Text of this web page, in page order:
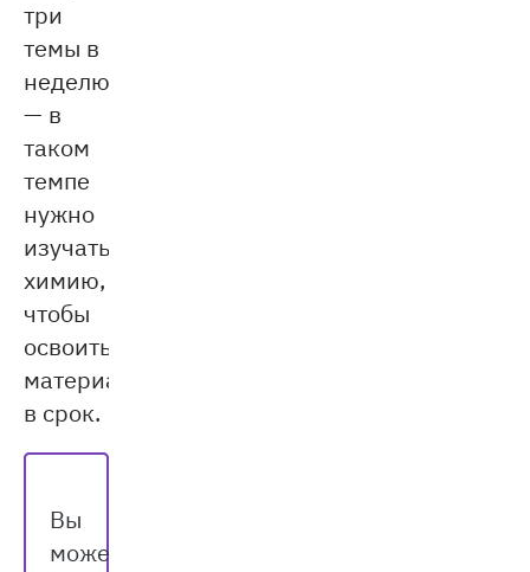
три
темы в
неделю
— в
таком
темпе
нужно
изучать
химию,
чтобы
освоить
материал
в срок.
Вы
можете